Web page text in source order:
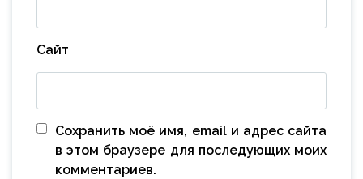
Сайт
Сохранить моё имя, email и адрес сайта
в этом браузере для последующих моих
комментариев.